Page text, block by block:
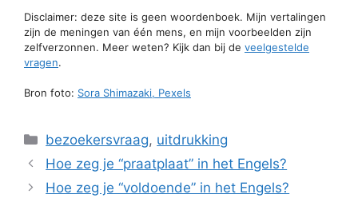
Disclaimer: deze site is geen woordenboek. Mijn vertalingen
zijn de meningen van één mens, en mijn voorbeelden zijn
zelfverzonnen. Meer weten? Kijk dan bij de veelgestelde
vragen.
Bron foto: Sora Shimazaki, Pexels
Categorieën
bezoekersvraag, uitdrukking
Hoe zeg je “praatplaat” in het Engels?
Hoe zeg je “voldoende” in het Engels?